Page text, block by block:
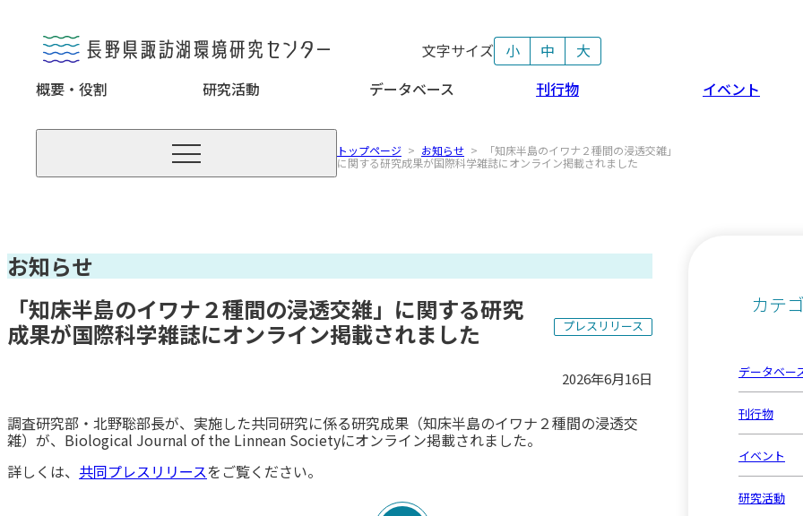
文字サイズ 小 中
大
概要・役割
研究活動 データベース 刊行物 イベント
 トップページ > お知らせ >
「知床半島のイワナ２種間の浸透交雑」
に関する研究成果が国際科学雑誌にオンライン掲載されました
お知らせ
「知床半島のイワナ２種間の浸透交雑」に関する研究
成果が国際科学雑誌にオンライン掲載されました
プレスリリース
2026年6月16日
調査研究部・北野聡部長が、実施した共同研究に係る研究成果（知床半島のイワナ２種間の浸透交
雑）が、Biological Journal of the Linnean Societyにオンライン掲載されました。
詳しくは、 共同プレスリリースをご覧ください。
カテ
データベー
刊行物
イベント
研究活動